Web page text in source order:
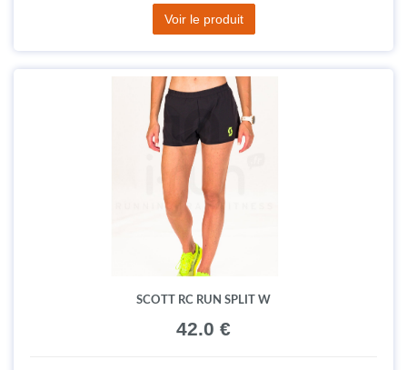
Voir le produit
SCOTT RC RUN SPLIT W
42.0 €